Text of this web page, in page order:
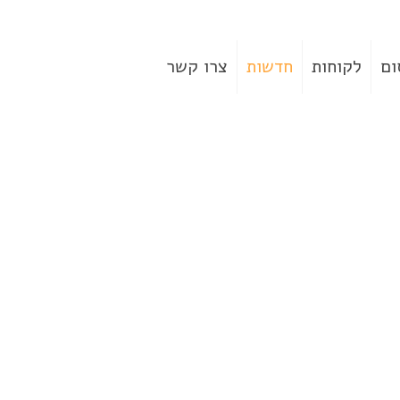
לקוחות חדשות צרו קשר